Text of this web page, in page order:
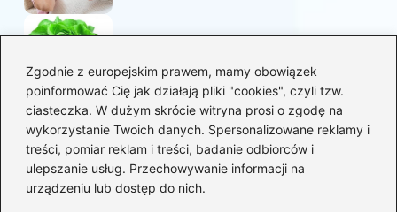
Zgodnie z europejskim prawem, mamy obowiązek
poinformować Cię jak działają pliki "cookies", czyli tzw.
ciasteczka. W dużym skrócie witryna prosi o zgodę na
wykorzystanie Twoich danych. Spersonalizowane reklamy i
treści, pomiar reklam i treści, badanie odbiorców i
ulepszanie usług. Przechowywanie informacji na
urządzeniu lub dostęp do nich.
mam karmiących piersią
Jaką biblia dla dzieci
wybrać, aby wzbudzić ich
zainteresowanie?